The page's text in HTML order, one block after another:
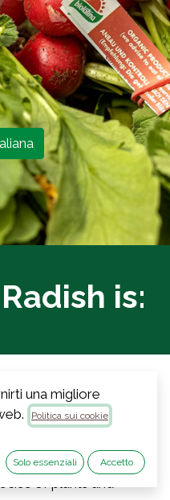
is:
among dozens of
una migliore
Politica sui cookie
Solo essenziali Accetto